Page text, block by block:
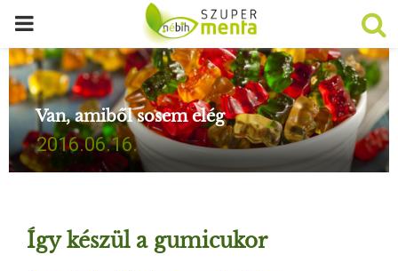
P
R
I
M
Van, amiből sosem elég
2016.06.16.
Így készül a gumicukor